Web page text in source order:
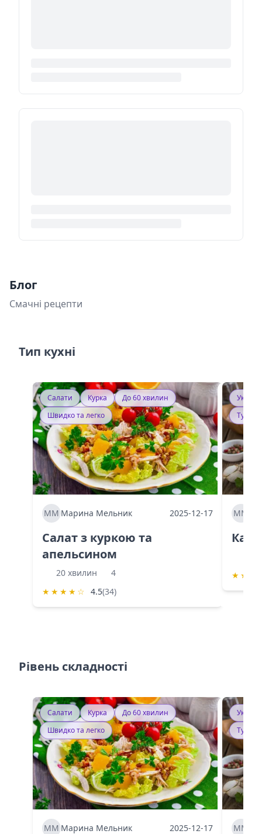
Блог
Смачні рецепти
Тип кухні
Салати Курка
До 60 хвилин
Швидко та легко
ММ Марина Мельник 2025-12-17
Салат з куркою та
апельсином
20 хвилин
4
★ ★ ★ ★ ☆ 4.5(34)
ММ
★ ★
Рівень складності
Салати Курка
До 60 хвилин
Швидко та легко
ММ Марина Мельник 2025-12-17 ММ